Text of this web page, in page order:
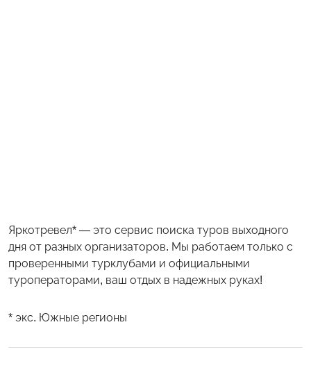
Яркотревел* — это сервис поиска туров выходного
дня от разных организаторов. Мы работаем только с
проверенными турклубами и официальными
туроператорами, ваш отдых в надежных руках!
* экс. Южные регионы